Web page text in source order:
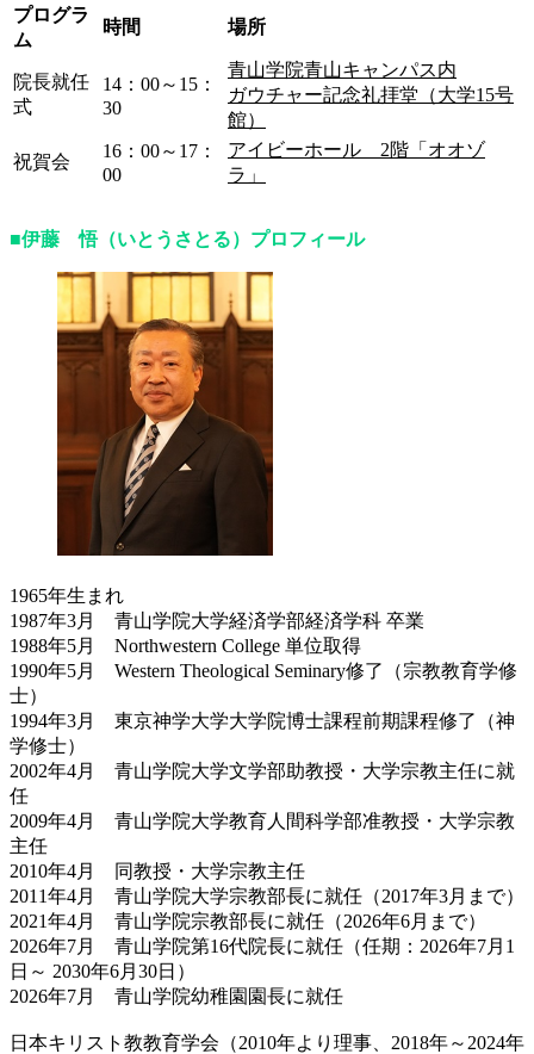
プログラ
ム
時間 場所
院長就任
式
14：00～15：
30
青山学院青山キャンパス内
ガウチャー記念礼拝堂（大学15号
館）
祝賀会
16：00～17：
00
アイビーホール 2階「オオゾ
ラ」
■伊藤 悟（いとうさとる）プロフィール
1965年生まれ
1987年3月 青山学院大学経済学部経済学科 卒業
1988年5月 Northwestern College 単位取得
1990年5月 Western Theological Seminary修了（宗教教育学修
士）
1994年3月 東京神学大学大学院博士課程前期課程修了（神
学修士）
2002年4月 青山学院大学文学部助教授・大学宗教主任に就
任
2009年4月 青山学院大学教育人間科学部准教授・大学宗教
主任
2010年4月 同教授・大学宗教主任
2011年4月 青山学院大学宗教部長に就任（2017年3月まで）
2021年4月 青山学院宗教部長に就任（2026年6月まで）
2026年7月 青山学院第16代院長に就任（任期：2026年7月1
日～ 2030年6月30日）
2026年7月 青山学院幼稚園園長に就任
日本キリスト教教育学会（2010年より理事、2018年～2024年